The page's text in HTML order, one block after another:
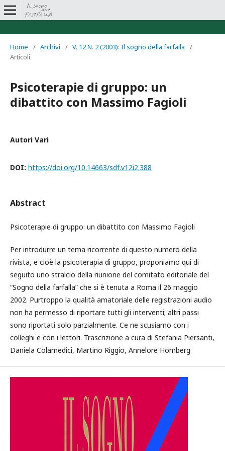
Home / Archivi / V. 12 N. 2 (2003): Il sogno della farfalla
/
Articoli
Psicoterapie di gruppo: un
dibattito con Massimo Fagioli
Autori Vari
DOI: https://doi.org/10.14663/sdf.v12i2.388
Abstract
Psicoterapie di gruppo: un dibattito con Massimo Fagioli
Per introdurre un tema ricorrente di questo numero della
rivista, e cioè la psicoterapia di gruppo, proponiamo qui di
seguito uno stralcio della riunione del comitato editoriale del
“Sogno della farfalla” che si è tenuta a Roma il 26 maggio
2002. Purtroppo la qualità amatoriale delle registrazioni audio
non ha permesso di riportare tutti gli interventi; altri passi
sono riportati solo parzialmente. Ce ne scusiamo con i
colleghi e con i lettori. Trascrizione a cura di Stefania Piersanti,
Daniela Colamedici, Martino Riggio, Annelore Homberg